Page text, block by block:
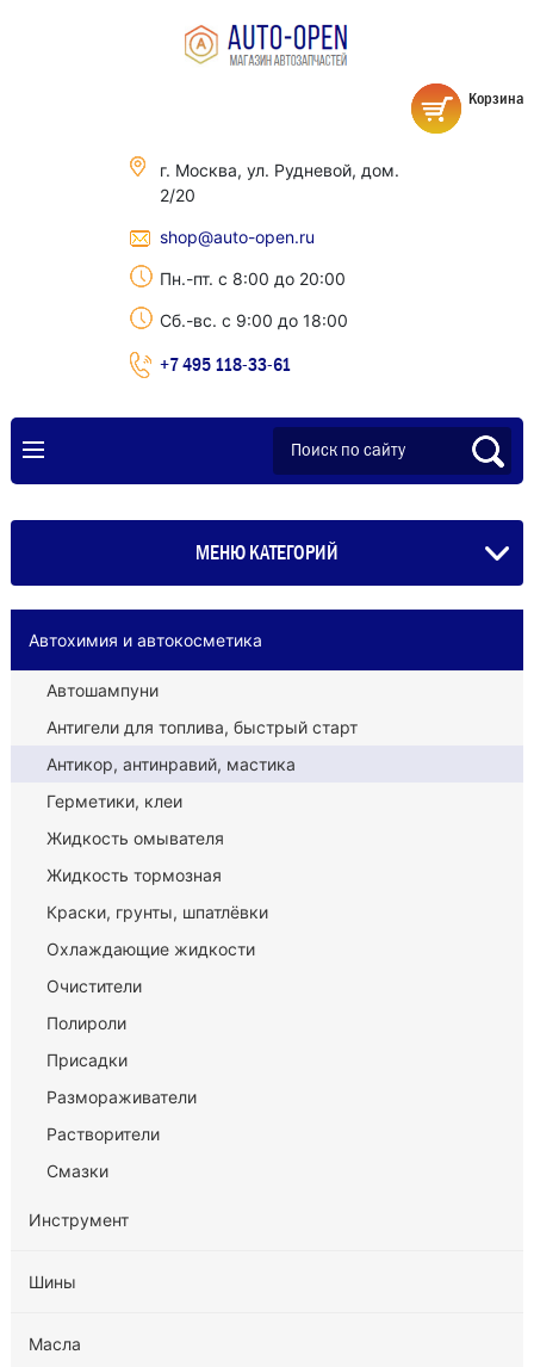
г. Москва, ул. Рудневой, дом.
2/20
shop@auto-open.ru
Пн.-пт. с 8:00 до 20:00
Сб.-вс. с 9:00 до 18:00
+7 495 118-33-61
Корзина
МЕНЮ КАТЕГОРИЙ
Автохимия и автокосметика
Автошампуни
Антигели для топлива, быстрый старт
Антикор, антинравий, мастика
Герметики, клеи
Жидкость омывателя
Жидкость тормозная
Краски, грунты, шпатлёвки
Охлаждающие жидкости
Очистители
Полироли
Присадки
Размораживатели
Растворители
Смазки
Инструмент
Шины
Масла